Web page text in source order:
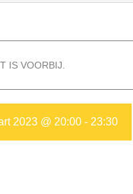
IS VOORBIJ.
2023 @ 20:00 - 23:30